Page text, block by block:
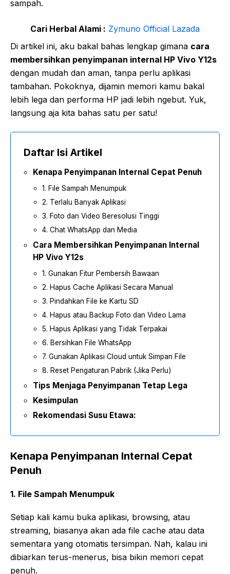
sampah.
Cari Herbal Alami : Zymuno Official Lazada
Di artikel ini, aku bakal bahas lengkap gimana cara
membersihkan penyimpanan internal HP Vivo Y12s
dengan mudah dan aman, tanpa perlu aplikasi
tambahan. Pokoknya, dijamin memori kamu bakal
lebih lega dan performa HP jadi lebih ngebut. Yuk,
langsung aja kita bahas satu per satu!
Daftar Isi Artikel
Kenapa Penyimpanan Internal Cepat Penuh
1. File Sampah Menumpuk
2. Terlalu Banyak Aplikasi
3. Foto dan Video Beresolusi Tinggi
4. Chat WhatsApp dan Media
Cara Membersihkan Penyimpanan Internal
HP Vivo Y12s
1. Gunakan Fitur Pembersih Bawaan
2. Hapus Cache Aplikasi Secara Manual
3. Pindahkan File ke Kartu SD
4. Hapus atau Backup Foto dan Video Lama
5. Hapus Aplikasi yang Tidak Terpakai
6. Bersihkan File WhatsApp
7. Gunakan Aplikasi Cloud untuk Simpan File
8. Reset Pengaturan Pabrik (Jika Perlu)
Tips Menjaga Penyimpanan Tetap Lega
Kesimpulan
Rekomendasi Susu Etawa:
Kenapa Penyimpanan Internal Cepat
Penuh
1. File Sampah Menumpuk
Setiap kali kamu buka aplikasi, browsing, atau
streaming, biasanya akan ada file cache atau data
sementara yang otomatis tersimpan. Nah, kalau ini
dibiarkan terus-menerus, bisa bikin memori cepat
penuh.